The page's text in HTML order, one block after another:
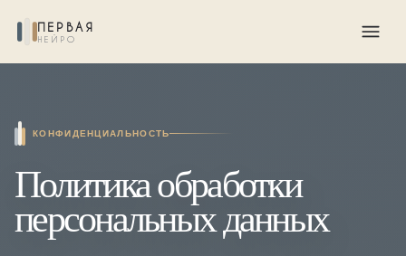
ПЕРВАЯ
НЕЙРО
КОНФИДЕНЦИАЛЬНОСТЬ
Политика обработки
персональных данных